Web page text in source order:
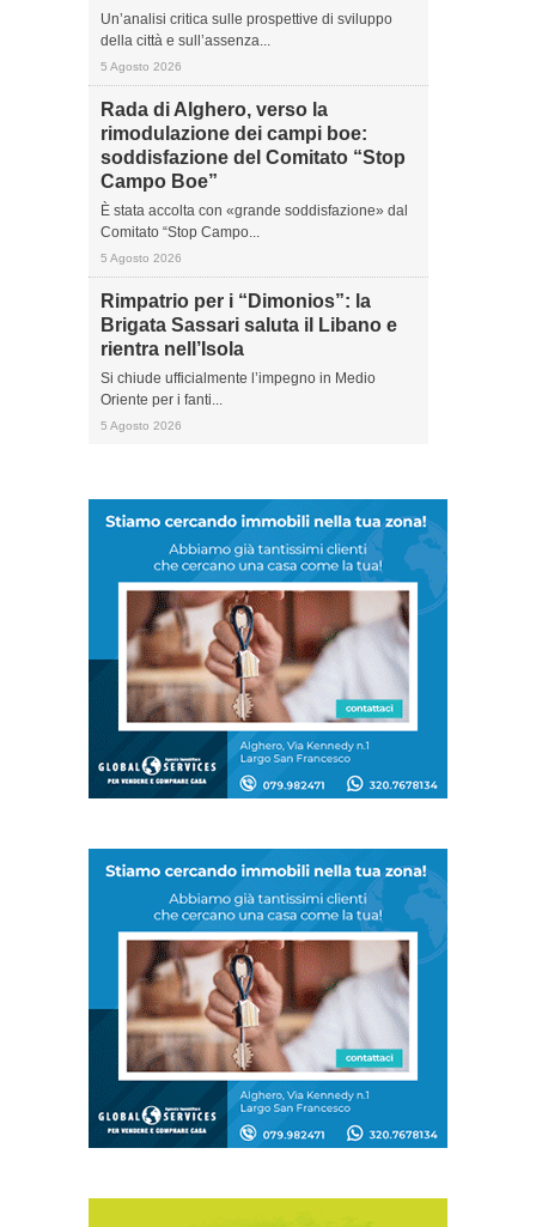
Un’analisi critica sulle prospettive di sviluppo
della città e sull’assenza...
5 Agosto 2026
Rada di Alghero, verso la
rimodulazione dei campi boe:
soddisfazione del Comitato “Stop
Campo Boe”
È stata accolta con «grande soddisfazione» dal
Comitato “Stop Campo...
5 Agosto 2026
Rimpatrio per i “Dimonios”: la
Brigata Sassari saluta il Libano e
rientra nell’Isola
Si chiude ufficialmente l’impegno in Medio
Oriente per i fanti...
5 Agosto 2026